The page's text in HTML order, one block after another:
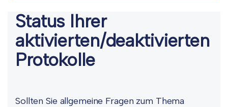
Status Ihrer
aktivierten/deaktivierten
Protokolle
Sollten Sie allgemeine Fragen zum Thema